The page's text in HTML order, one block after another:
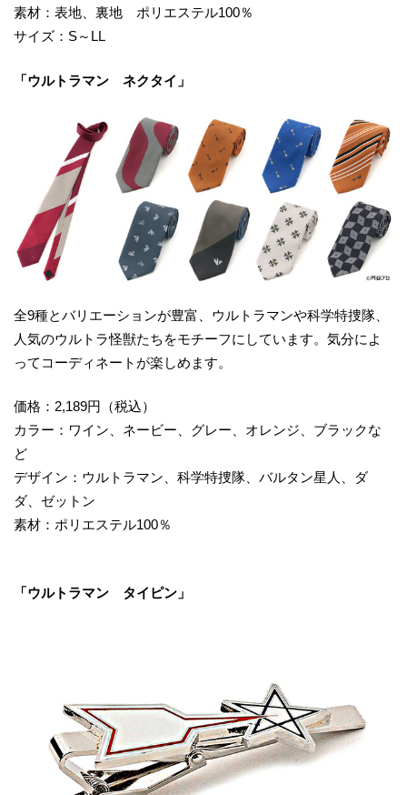
素材：表地、裏地 ポリエステル100％
サイズ：S～LL
「ウルトラマン ネクタイ」
全9種とバリエーションが豊富、ウルトラマンや科学特捜隊、
人気のウルトラ怪獣たちをモチーフにしています。気分によ
ってコーディネートが楽しめます。
価格：2,189円（税込）
カラー：ワイン、ネービー、グレー、オレンジ、ブラックな
ど
デザイン：ウルトラマン、科学特捜隊、バルタン星人、ダ
ダ、ゼットン
素材：ポリエステル100％
「ウルトラマン タイピン」